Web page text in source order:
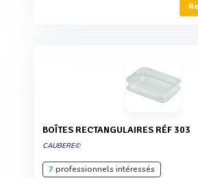
BOÎTES RECTANGULAIRES RÉF 303
CAUBERE©
7professionnels intéressés